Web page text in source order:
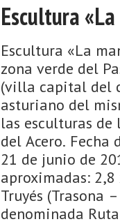
Escultura
Escultura «La
zona verde del
(villa capital del
asturiano del
las esculturas de
del Acero.
21 de junio de
aproximadas:
Truyés (Trasona
denominada